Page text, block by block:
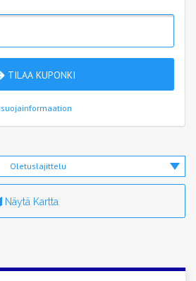
TILAA KUPONKI
Oletuslajittelu
Näytä Kartta